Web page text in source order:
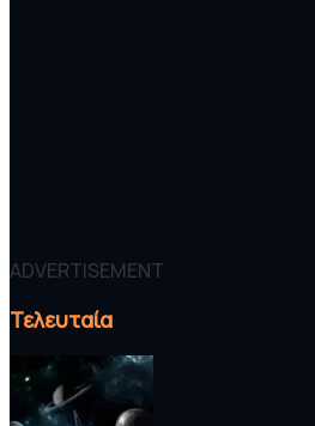
ADVERTISEMENT
Τελευταία